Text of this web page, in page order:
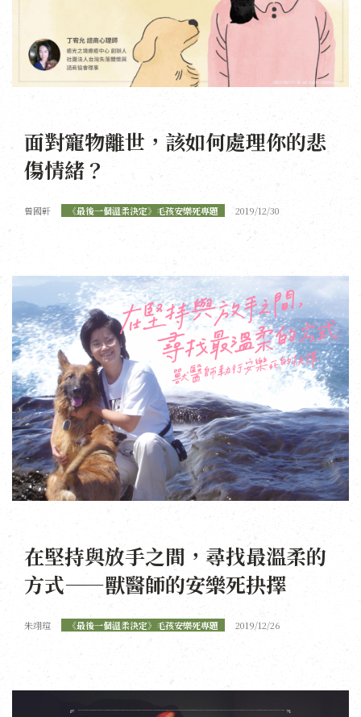
面對寵物離世，該如何處理你的悲
傷情緒？
曾國軒 《最後一個溫柔決定》毛孩安樂死專題 2019/12/30
在堅持與放手之間，尋找最溫柔的
方式——獸醫師的安樂死抉擇
朱翊瑄 《最後一個溫柔決定》毛孩安樂死專題 2019/12/26